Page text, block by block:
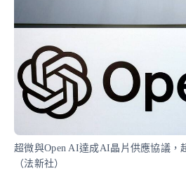
超微與Open AI達成AI晶片供應協議，
（法新社）